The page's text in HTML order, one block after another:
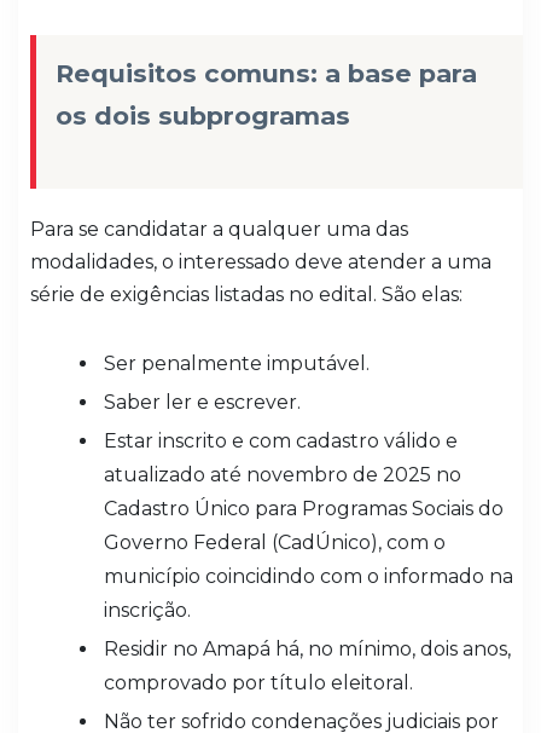
Requisitos comuns: a base para
os dois subprogramas
Para se candidatar a qualquer uma das
modalidades, o interessado deve atender a uma
série de exigências listadas no edital. São elas:
Ser penalmente imputável.
Saber ler e escrever.
Estar inscrito e com cadastro válido e
atualizado até novembro de 2025 no
Cadastro Único para Programas Sociais do
Governo Federal (CadÚnico), com o
município coincidindo com o informado na
inscrição.
Residir no Amapá há, no mínimo, dois anos,
comprovado por título eleitoral.
Não ter sofrido condenações judiciais por